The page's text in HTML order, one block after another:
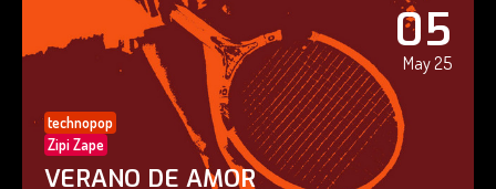
05
May 25
technopop
Zipi Zape
VERANO DE AMOR